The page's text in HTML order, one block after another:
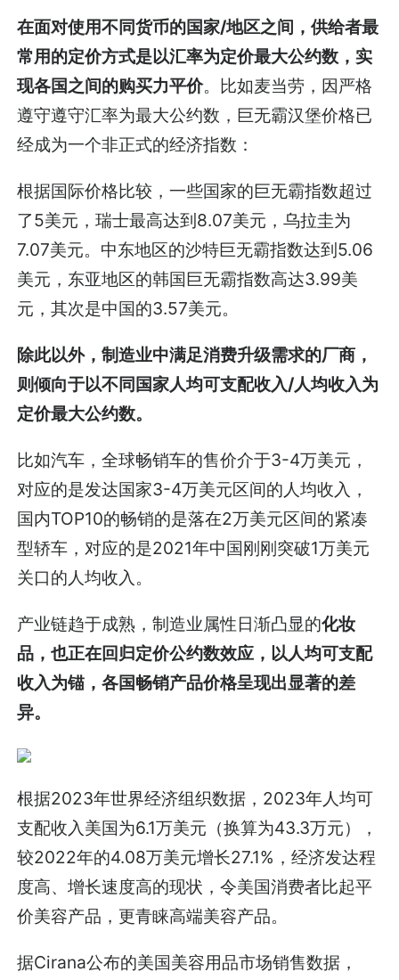
在面对使用不同货币的国家/地区之间，供给者最
常用的定价方式是以汇率为定价最大公约数，实
现各国之间的购买力平价。比如麦当劳，因严格
遵守遵守汇率为最大公约数，巨无霸汉堡价格已
经成为一个非正式的经济指数：
根据国际价格比较，一些国家的巨无霸指数超过
了5美元，瑞士最高达到8.07美元，乌拉圭为
7.07美元。中东地区的沙特巨无霸指数达到5.06
美元，东亚地区的韩国巨无霸指数高达3.99美
元，其次是中国的3.57美元。
除此以外，制造业中满足消费升级需求的厂商，
则倾向于以不同国家人均可支配收入/人均收入为
定价最大公约数。
比如汽车，全球畅销车的售价介于3-4万美元，
对应的是发达国家3-4万美元区间的人均收入，
国内TOP10的畅销的是落在2万美元区间的紧凑
型轿车，对应的是2021年中国刚刚突破1万美元
关口的人均收入。
产业链趋于成熟，制造业属性日渐凸显的化妆
品，也正在回归定价公约数效应，以人均可支配
收入为锚 ，各国畅销产品价格呈现出显著的差
异。
根据2023年世界经济组织数据，2023年人均可
支配收入美国为6.1万美元（换算为43.3万元），
较2022年的4.08万美元增长27.1%，经济发达程
度高、增长速度高的现状，令美国消费者比起平
价美容产品，更青睐高端美容产品。
据Cirana公布的美国美容用品市场销售数据，